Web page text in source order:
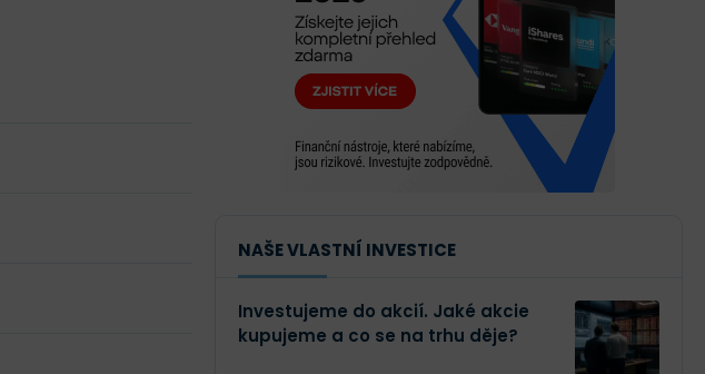
NAŠE VLASTNÍ INVESTICE
Investujeme do akcií. Jaké akcie
kupujeme a co se na trhu děje?